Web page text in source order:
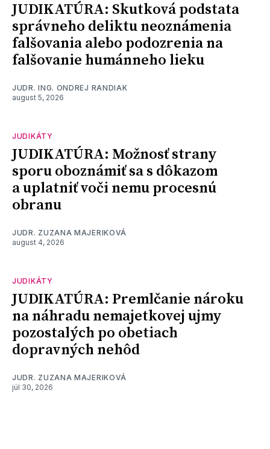
JUDIKATÚRA: Skutková podstata
správneho deliktu neoznámenia
falšovania alebo podozrenia na
falšovanie humánneho lieku
JUDR. ING. ONDREJ RANDIAK
august 5, 2026
JUDIKÁTY
JUDIKATÚRA: Možnosť strany
sporu oboznámiť sa s dôkazom
a uplatniť voči nemu procesnú
obranu
JUDR. ZUZANA MAJERIKOVÁ
august 4, 2026
JUDIKÁTY
JUDIKATÚRA: Premlčanie nároku
na náhradu nemajetkovej ujmy
pozostalých po obetiach
dopravných nehôd
JUDR. ZUZANA MAJERIKOVÁ
júl 30, 2026